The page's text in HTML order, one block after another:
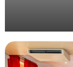
Organisation